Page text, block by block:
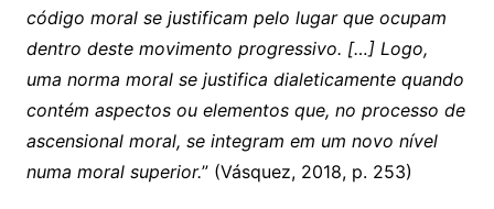
código moral se justificam pelo lugar que ocupam
dentro deste movimento progressivo. […] Logo,
uma norma moral se justifica dialeticamente quando
contém aspectos ou elementos que, no processo de
ascensional moral, se integram em um novo nível
numa moral superior.” (Vásquez, 2018, p. 253)